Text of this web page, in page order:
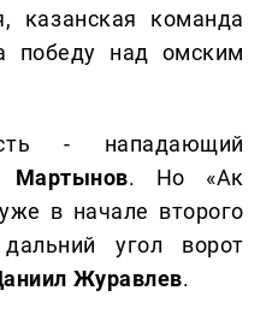
казанская команда
победу над омским
- нападающий
Мартынов. Но «Ак
в начале второго
угол ворот
Журавлев.